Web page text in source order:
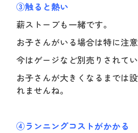
③触ると熱い
薪ストーブも一緒です。
お子さんがいる場合は特に注
今はゲージなど別売りされてい
お子さんが大きくなるまでは
れませんね。
④ランニングコストがかかる